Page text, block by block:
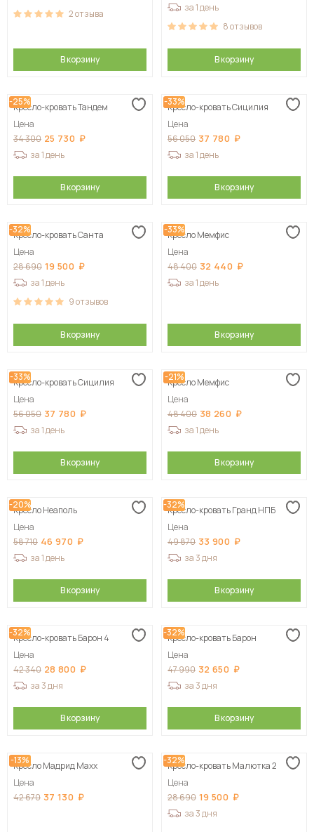
2отзыва
В корзину
за 1 день
8отзывов
В корзину
-25%
Кресло-кровать Тандем
Цена
34 300 25 730
за 1 день
В корзину
-33%
Кресло-кровать Сицилия
Цена
56 050 37 780
за 1 день
В корзину
-32%
Кресло-кровать Санта
Цена
28 690 19 500
за 1 день
9отзывов
В корзину
-33%
Кресло Мемфис
Цена
48 400 32 440
за 1 день
В корзину
-33%
Кресло-кровать Сицилия
Цена
56 050 37 780
за 1 день
В корзину
-21%
Кресло Мемфис
Цена
48 400 38 260
за 1 день
В корзину
-20%
Кресло Неаполь
Цена
58 710 46 970
за 1 день
В корзину
-32%
Кресло-кровать Гранд НПБ
Цена
49 870 33 900
за 3 дня
В корзину
-32%
Кресло-кровать Барон 4
Цена
42 340 28 800
за 3 дня
В корзину
-32%
Кресло-кровать Барон
Цена
47 990 32 650
за 3 дня
В корзину
-13%
Кресло Мадрид Maxx
Цена
42 670 37 130
-32%
Кресло-кровать Малютка 2
Цена
28 690 19 500
за 3 дня